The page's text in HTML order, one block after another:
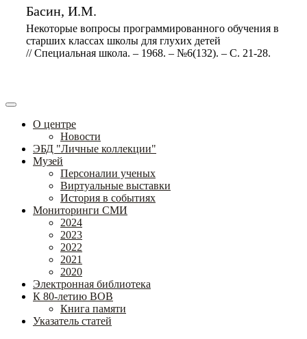
Басин, И.М.
Некоторые вопросы программированного обучения в
старших классах школы для глухих детей
// Специальная школа. – 1968. – №6(132). – С. 21-28.
О центре
Новости
ЭБД "Личные коллекции"
Музей
Персоналии ученых
Виртуальные выставки
История в событиях
Мониторинги СМИ
2024
2023
2022
2021
2020
Электронная библиотека
К 80-летию ВОВ
Книга памяти
Указатель статей